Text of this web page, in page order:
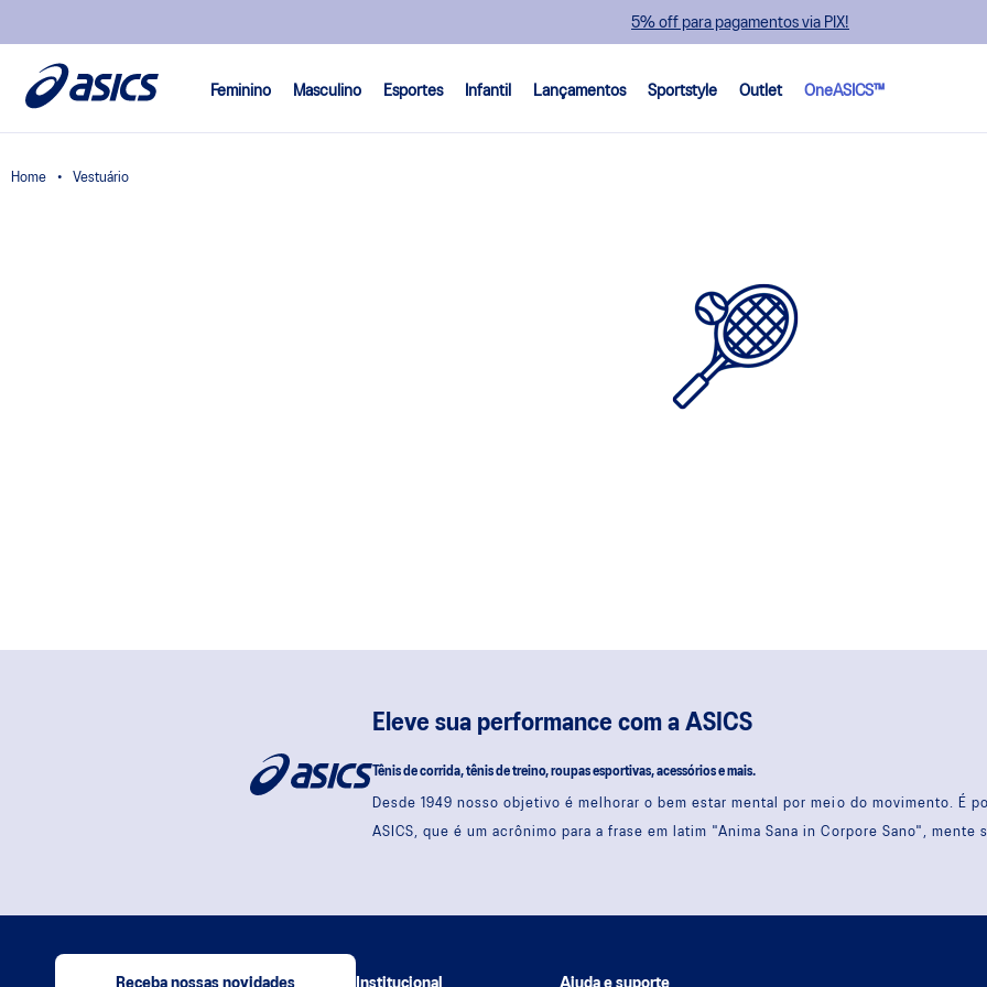
Feminino Masculino Esportes Infantil Lançamentos Sportstyle Outlet OneASICS™
Vestuário
Eleve sua performance com a ASICS
Tênis de corrida, tênis de treino, roupas esportivas, acessórios e mais.
Desde 1949 nosso objetivo é melhorar o bem estar mental por meio do movimento. É
ASICS, que é um acrônimo para a frase em latim "Anima Sana in Corpore Sano", mente
Receba nossas novidades Institucional Ajuda e suporte